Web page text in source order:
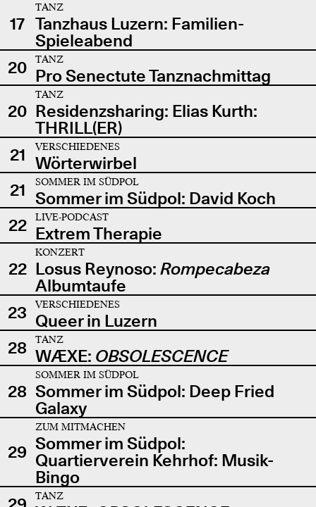
17
TANZ
Tanzhaus Luzern: Familien-
Spieleabend
20
TANZ
Pro Senectute Tanznachmittag
20
TANZ
Residenzsharing: Elias Kurth:
THRILL(ER)
21
VERSCHIEDENES
Wörterwirbel
21
SOMMER IM SÜDPOL
Sommer im Südpol: David Koch
22
LIVE-PODCAST
Extrem Therapie
22
KONZERT
Losus Reynoso: Rompecabeza
Albumtaufe
23
VERSCHIEDENES
Queer in Luzern
28
TANZ
WÆXE: OBSOLESCENCE
28
SOMMER IM SÜDPOL
Sommer im Südpol: Deep Fried
Galaxy
29
ZUM MITMACHEN
Sommer im Südpol:
Quartierverein Kehrhof: Musik-
Bingo
TANZ